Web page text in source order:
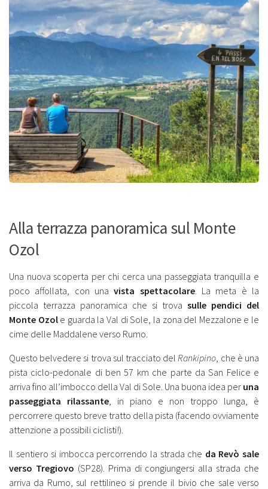
Alla terrazza panoramica sul Monte
Ozol
Una nuova scoperta per chi cerca una passeggiata tranquilla e
poco affollata, con unavista spettacolare. La meta è la
piccola terrazza panoramica che si trova sulle pendici del
Monte Ozole guarda la Val di Sole, la zona del Mezzalone e le
cime delle Maddalene verso Rumo.
Questo belvedere si trova sul tracciato del Rankipino , che è una
pista ciclo-pedonale di ben 57 km che parte da San Felice e
arriva fino all’imbocco della Val di Sole. Una buona idea per una
passeggiata rilassante , in piano e non troppo lunga, è
percorrere questo breve tratto della pista (facendo ovviamente
attenzione a possibili ciclisti!).
Il sentiero si imbocca percorrendo la strada che da Revò sale
verso Tregiovo (SP28). Prima di congiungersi alla strada che
arriva da Rumo, sul rettilineo si prende il bivio che sale verso